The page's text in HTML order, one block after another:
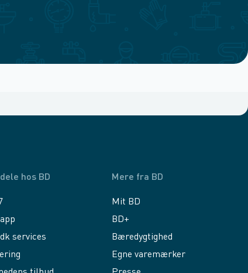
hos BD
services
Mere fra BD
Mit BD
BD+
Bæredygtighed
Egne varemærker